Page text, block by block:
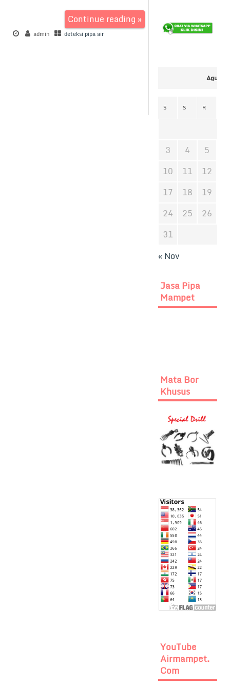
Continue reading »
admin deteksi pipa air
S S R
3 4 5
10
11 12
17
18 19
24
25 26
31
« Nov
Jasa Pipa
Mampet
Mata Bor
Khusus
YouTube
Airmampet.
Com